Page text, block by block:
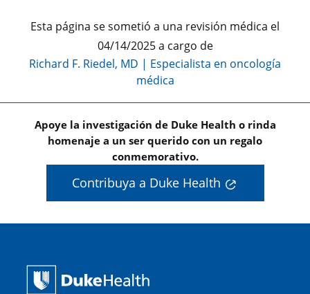
Esta página se sometió a una revisión médica el
04/14/2025 a cargo de
Richard F. Riedel, MD | Especialista en oncología
médica
Apoye la investigación de Duke Health o rinda
homenaje a un ser querido con un regalo
conmemorativo.
Contribuya a Duke Health